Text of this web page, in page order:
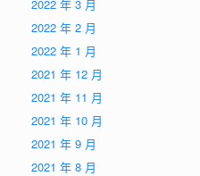
2022 年 3 月
2022 年 2 月
2022 年 1 月
2021 年 12 月
2021 年 11 月
2021 年 10 月
2021 年 9 月
2021 年 8 月